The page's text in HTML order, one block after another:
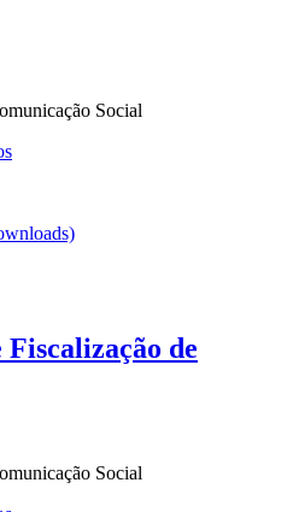
Social
de
Social